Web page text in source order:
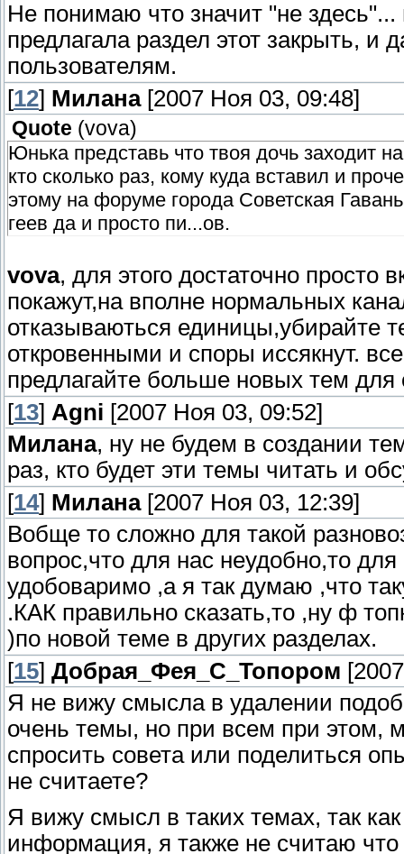
Не понимаю что значит "не здесь"...
предлагала раздел этот закрыть, и
пользователям.
[12] Милана[2007 Ноя 03, 09:48]
Quote (vova)
Юнька представь что твоя дочь заходит
кто сколько раз, кому куда вставил и
этому на форуме города Советская
геев да и просто пи...ов.
vova, для этого достаточно просто
покажут,на вполне нормальных
отказываються единицы,убирайте
откровенными и споры иссякнут.
предлагайте больше новых тем
[13] Agni [2007 Ноя 03, 09:52]
Милана, ну не будем в создании
раз, кто будет эти темы читать и
[14] Милана[2007 Ноя 03, 12:39]
Вобще то сложно для такой
вопрос,что для нас неудобно,то
удобоваримо ,а я так думаю ,что
.КАК правильно сказать,то ,ну ф
)по новой теме в других разделах.
[15] Добрая_Фея_С_Топором
Я не вижу смысла в удалении
очень темы, но при всем при этом,
спросить совета или поделиться
не считаете?
Я вижу смысл в таких темах, так
информация, я также не считаю